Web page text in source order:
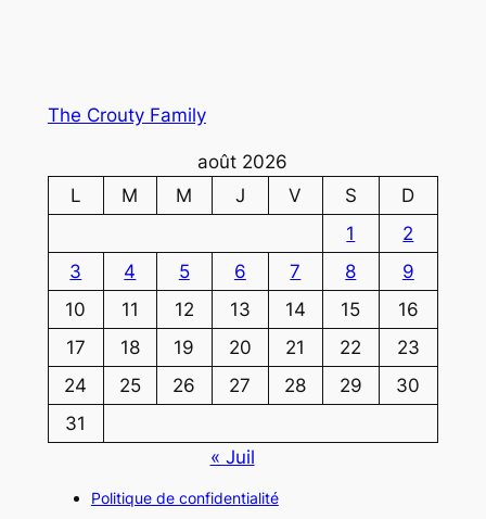
The Crouty Family
août 2026
L
M M J V S
D
1
2
3
4 5 6 7 8
9
10
11 12 13 14 15
16
17
18 19 20 21 22
23
24
25 26 27 28 29
30
31
« Juil
Politique de confidentialité